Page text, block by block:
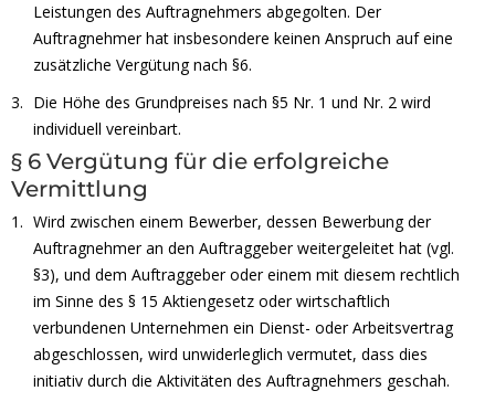
Leistungen des Auftragnehmers abgegolten. Der
Auftragnehmer hat insbesondere keinen Anspruch auf eine
zusätzliche Vergütung nach §6.
Die Höhe des Grundpreises nach §5 Nr. 1 und Nr. 2 wird
individuell vereinbart.
§ 6 Vergütung für die erfolgreiche
Vermittlung
Wird zwischen einem Bewerber, dessen Bewerbung der
Auftragnehmer an den Auftraggeber weitergeleitet hat (vgl.
§3), und dem Auftraggeber oder einem mit diesem rechtlich
im Sinne des § 15 Aktiengesetz oder wirtschaftlich
verbundenen Unternehmen ein Dienst- oder Arbeitsvertrag
abgeschlossen, wird unwiderleglich vermutet, dass dies
initiativ durch die Aktivitäten des Auftragnehmers geschah.